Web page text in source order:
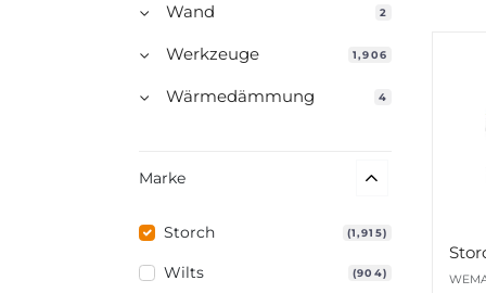
Wand 2
Werkzeuge 1,906
Wärmedämmung 4
Marke
Storch (1,915)
Wilts (904)